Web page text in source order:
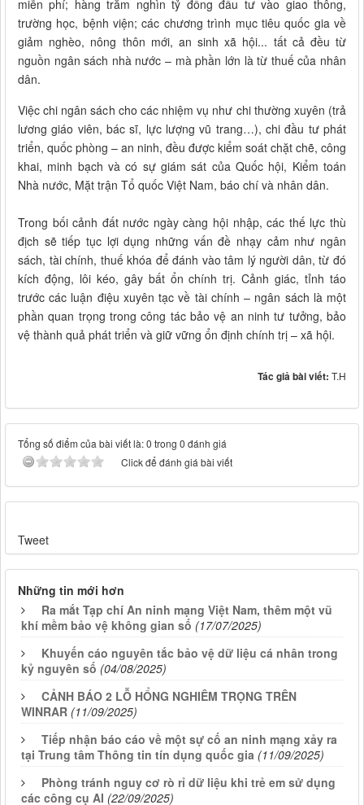
miễn phí; hàng trăm nghìn tỷ đồng đầu tư vào giao thông,
trường học, bệnh viện; các chương trình mục tiêu quốc gia về
giảm nghèo, nông thôn mới, an sinh xã hội... tất cả đều từ
nguồn ngân sách nhà nước – mà phần lớn là từ thuế của nhân
dân.
Việc chi ngân sách cho các nhiệm vụ như chi thường xuyên (trả
lương giáo viên, bác sĩ, lực lượng vũ trang…), chi đầu tư phát
triển, quốc phòng – an ninh, đều được kiểm soát chặt chẽ, công
khai, minh bạch và có sự giám sát của Quốc hội, Kiểm toán
Nhà nước, Mặt trận Tổ quốc Việt Nam, báo chí và nhân dân.
Trong bối cảnh đất nước ngày càng hội nhập, các thế lực thù
địch sẽ tiếp tục lợi dụng những vấn đề nhạy cảm như ngân
sách, tài chính, thuế khóa để đánh vào tâm lý người dân, từ đó
kích động, lôi kéo, gây bất ổn chính trị. Cảnh giác, tỉnh táo
trước các luận điệu xuyên tạc về tài chính – ngân sách là một
phần quan trọng trong công tác bảo vệ an ninh tư tưởng, bảo
vệ thành quả phát triển và giữ vững ổn định chính trị – xã hội.
Tác giả bài viết: T.H
Tổng số điểm của bài viết là: 0 trong 0 đánh giá
Click để đánh giá bài viết
Tweet
Những tin mới hơn
Ra mắt Tạp chí An ninh mạng Việt Nam, thêm một vũ
khí mềm bảo vệ không gian số (17/07/2025)
Khuyến cáo nguyên tắc bảo vệ dữ liệu cá nhân trong
kỷ nguyên số (04/08/2025)
CẢNH BÁO 2 LỖ HỔNG NGHIÊM TRỌNG TRÊN
WINRAR (11/09/2025)
Tiếp nhận báo cáo về một sự cố an ninh mạng xảy ra
tại Trung tâm Thông tin tín dụng quốc gia (11/09/2025)
Phòng tránh nguy cơ rò rỉ dữ liệu khi trẻ em sử dụng
các công cụ AI (22/09/2025)